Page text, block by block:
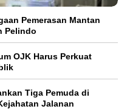
Pemerasan Mantan
Pelindo
OJK Harus Perkuat
Tiga Pemuda di
Jalanan